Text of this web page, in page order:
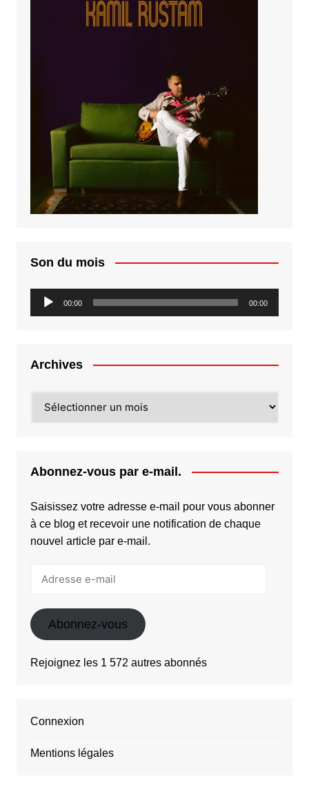
Son du mois
Lecteur
audio
00:00 00:00
Archives
Abonnez-vous par e-mail.
Saisissez votre adresse e-mail pour vous abonner
à ce blog et recevoir une notification de chaque
nouvel article par e-mail.
Abonnez-vous
Rejoignez les 1 572 autres abonnés
Connexion
Mentions légales